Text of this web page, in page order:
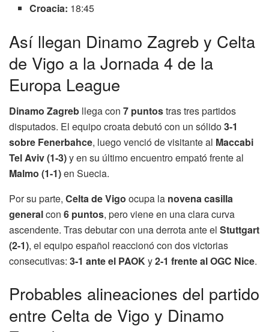
Croacia: 18:45
Así llegan Dinamo Zagreb y Celta
de Vigo a la Jornada 4 de la
Europa League
Dinamo Zagreb llega con 7 puntostras tres partidos
disputados. El equipo croata debutó con un sólido3-1
sobre Fenerbahce, luego venció de visitante al Maccabi
Tel Aviv (1-3)y en su último encuentro empató frente al
Malmo (1-1)en Suecia.
Por su parte, Celta de Vigo ocupa la novena casilla
generalcon 6 puntos, pero viene en una clara curva
ascendente. Tras debutar con una derrota ante el Stuttgart
(2-1), el equipo español reaccionó con dos victorias
consecutivas: 3-1 ante el PAOKy2-1 frente al OGC Nice.
Probables alineaciones del partido
entre Celta de Vigo y Dinamo